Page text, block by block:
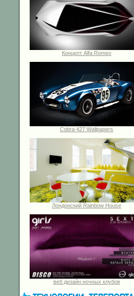
Концепт Alfa Romeo
Cobra 427 Wallpapers
Лондонский Rainbow House
веб дизайн ночных клубов